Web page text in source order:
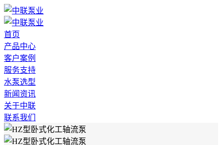
首页
产品中心
客户案例
服务支持
水泵选型
新闻资讯
关于中联
联系我们